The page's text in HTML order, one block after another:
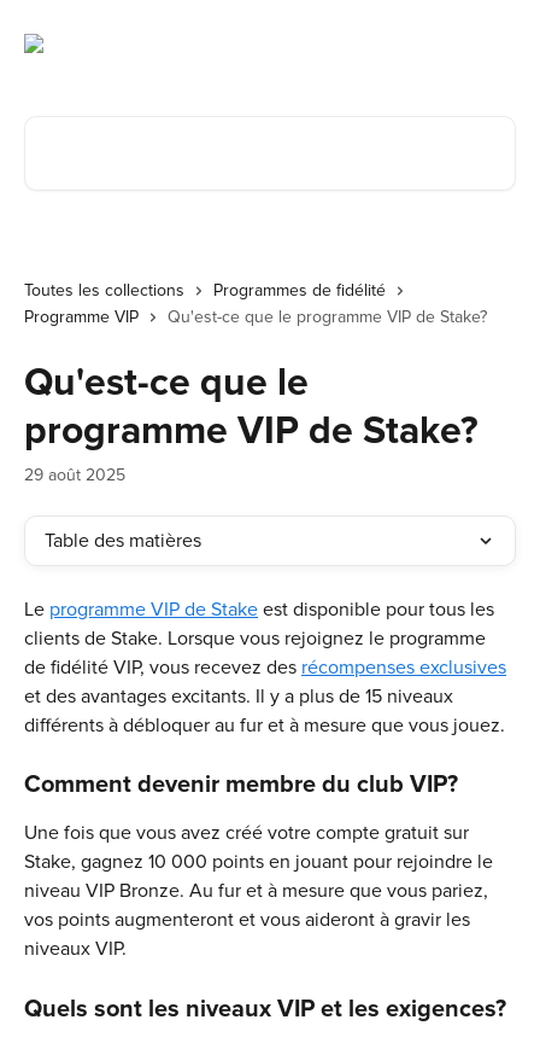
Toutes les collections
Programmes de fidélité
Programme VIP
Qu'est-ce que le programme VIP de Stake?
Qu'est-ce que le
programme VIP de Stake?
29 août 2025
Table des matières
Le programme VIP de Stake est disponible pour tous les
clients de Stake. Lorsque vous rejoignez le programme
de fidélité VIP, vous recevez des récompenses exclusives
et des avantages excitants. Il y a plus de 15 niveaux
différents à débloquer au fur et à mesure que vous jouez.
Comment devenir membre du club VIP?
Une fois que vous avez créé votre compte gratuit sur
Stake, gagnez 10 000 points en jouant pour rejoindre le
niveau VIP Bronze. Au fur et à mesure que vous pariez,
vos points augmenteront et vous aideront à gravir les
niveaux VIP.
Quels sont les niveaux VIP et les exigences?